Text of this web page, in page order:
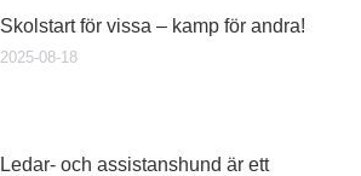
Skolstart för vissa – kamp för andra!
2025-08-18
Ledar- och assistanshund är ett